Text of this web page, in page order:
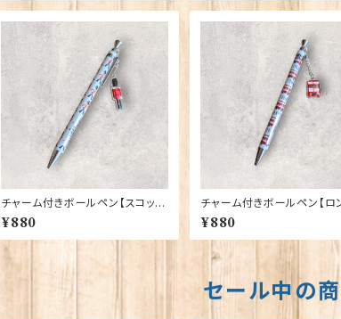
チャーム付きボールペン【スコッツ
ガーズ】Euro Stick 90395
¥880
チャーム付きボールペン【ロ
バス】Euro Stick 90393
¥880
セール中の